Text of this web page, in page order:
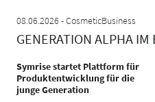
08.06.2026
CosmeticBusiness
GENERATION ALPHA IM
Symrise startet Plattform für
Produktentwicklung für die
junge Generation